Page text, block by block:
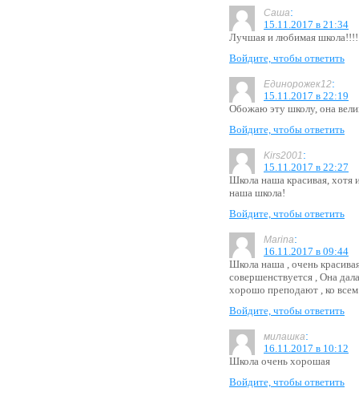
Саша:
15.11.2017 в 21:34
Лучшая и любимая школа!!!!
Войдите, чтобы ответить
Единорожек12:
15.11.2017 в 22:19
Обожаю эту школу, она
Войдите, чтобы ответить
Kirs2001:
15.11.2017 в 22:27
Школа наша красивая, хотя
наша школа!
Войдите, чтобы ответить
Marina:
16.11.2017 в 09:44
Школа наша , очень
совершенствуется , Она
хорошо преподают , ко
Войдите, чтобы ответить
милашка:
16.11.2017 в 10:12
Школа очень хорошая
Войдите, чтобы ответить